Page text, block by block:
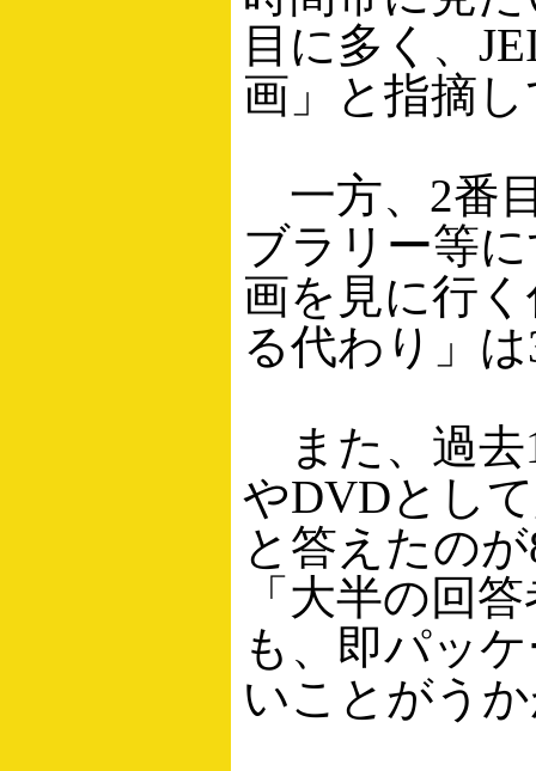
目に多く、
画」と指摘
一方、2番
ブラリー等
画を見に行
る代わり」
また、過去
やDVDとし
と答えたの
「大半の回
も、即パッ
いことがう